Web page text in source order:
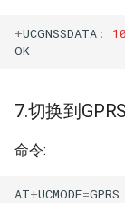
+UCGNSSDATA :
OK
7.切换到
命令:
AT+UCMODE=GPRS